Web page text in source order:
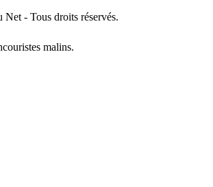
- Tous droits réservés.
malins.